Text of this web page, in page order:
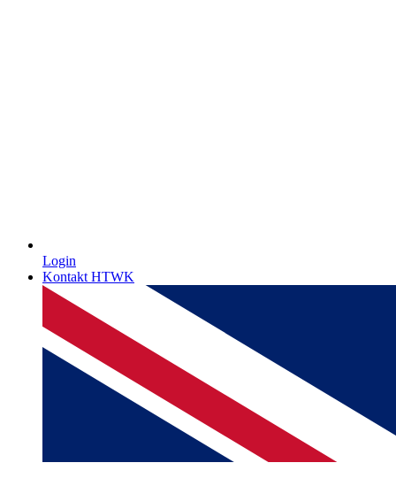
Login
Kontakt HTWK